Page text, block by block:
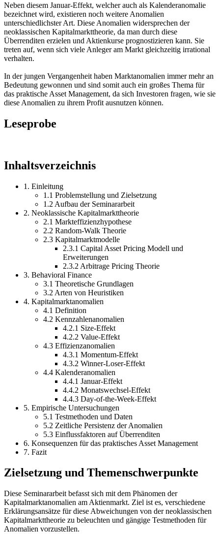
Neben diesem Januar-Effekt, welcher auch als Kalenderanomalie
bezeichnet wird, existieren noch weitere Anomalien
unterschiedlichster Art. Diese Anomalien widersprechen der
neoklassischen Kapitalmarkttheorie, da man durch diese
Überrenditen erzielen und Aktienkurse prognostizieren kann. Sie
treten auf, wenn sich viele Anleger am Markt gleichzeitig irrational
verhalten.
In der jungen Vergangenheit haben Marktanomalien immer mehr an
Bedeutung gewonnen und sind somit auch ein großes Thema für
das praktische Asset Management, da sich Investoren fragen, wie sie
diese Anomalien zu ihrem Profit ausnutzen können.
Leseprobe
Inhaltsverzeichnis
1. Einleitung
1.1 Problemstellung und Zielsetzung
1.2 Aufbau der Seminararbeit
2. Neoklassische Kapitalmarkttheorie
2.1 Markteffizienzhypothese
2.2 Random-Walk Theorie
2.3 Kapitalmarktmodelle
2.3.1 Capital Asset Pricing Modell und
Erweiterungen
2.3.2 Arbitrage Pricing Theorie
3. Behavioral Finance
3.1 Theoretische Grundlagen
3.2 Arten von Heuristiken
4. Kapitalmarktanomalien
4.1 Definition
4.2 Kennzahlenanomalien
4.2.1 Size-Effekt
4.2.2 Value-Effekt
4.3 Effizienzanomalien
4.3.1 Momentum-Effekt
4.3.2 Winner-Loser-Effekt
4.4 Kalenderanomalien
4.4.1 Januar-Effekt
4.4.2 Monatswechsel-Effekt
4.4.3 Day-of-the-Week-Effekt
5. Empirische Untersuchungen
5.1 Testmethoden und Daten
5.2 Zeitliche Persistenz der Anomalien
5.3 Einflussfaktoren auf Überrenditen
6. Konsequenzen für das praktisches Asset Management
7. Fazit
Zielsetzung und Themenschwerpunkte
Diese Seminararbeit befasst sich mit dem Phänomen der
Kapitalmarktanomalien am Aktienmarkt. Ziel ist es, verschiedene
Erklärungsansätze für diese Abweichungen von der neoklassischen
Kapitalmarkttheorie zu beleuchten und gängige Testmethoden für
Anomalien vorzustellen.